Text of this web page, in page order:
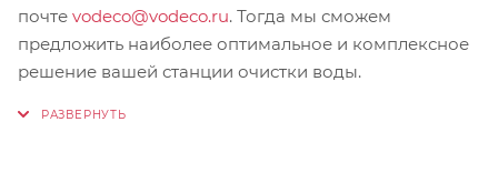
почте vodeco@vodeco.ru. Тогда мы сможем
предложить наиболее оптимальное и комплексное
решение вашей станции очистки воды.